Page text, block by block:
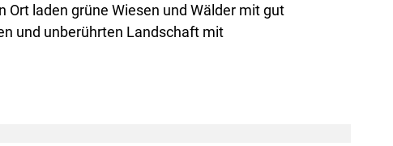
laden grüne Wiesen und Wälder mit gut
und unberührten Landschaft mit